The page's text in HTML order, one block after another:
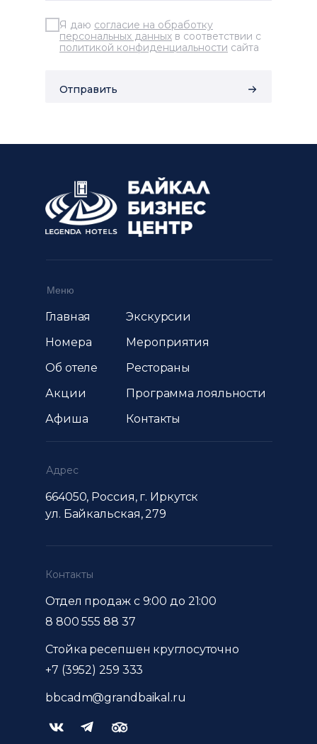
Я даю согласие на обработку
персональных данных в соответствии с
политикой конфиденциальности сайта
Отправить
664050, Россия, г. Иркутск
ул. Байкальская, 279
Главная
Номера
Об отеле
Акции
Афиша
Экскурсии
Мероприятия
Рестораны
Программа лояльности
Контакты
bbcadm@grandbaikal.ru
8 800 555 88 37
Адрес
Контакты
Меню
Отдел продаж с 9:00 до 21:00
+7 (3952) 259 333
Стойка ресепшен круглосуточно